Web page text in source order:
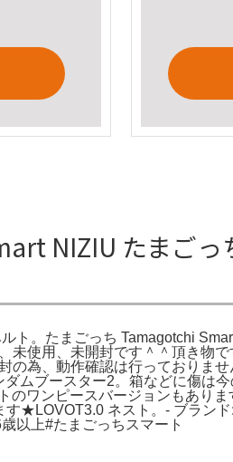
NIZIU たまご
ト。たまごっち Tamagotchi
使用、未開封です＾＾頂き物
の為、動作確認は行っておりま
ムブースター2。箱などに傷は
のワンピースバージョンもあり
★LOVOT3.0 ネスト。- ブラン
以上#たまごっちスマート